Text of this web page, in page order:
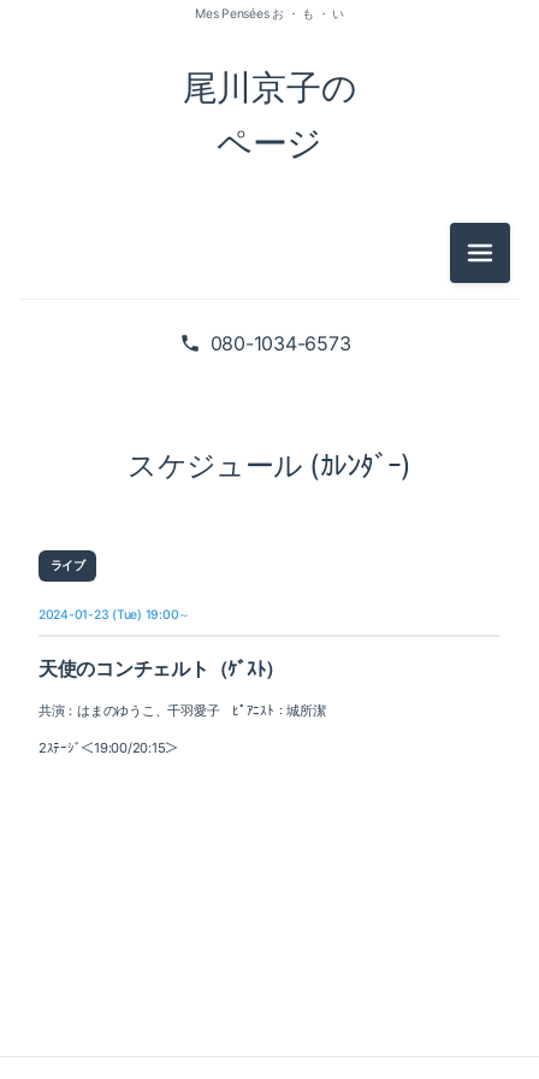
080-1034-6573
尾川京子の
ページ
Mes Pensées お ・ も ・ い
メニュ
スケジュール (ｶﾚﾝﾀﾞｰ)
ライブ
2024-01-23 (Tue) 19:00～
天使のコンチェルト（ｹﾞｽﾄ）
共演：はまのゆうこ、千羽愛子 ﾋﾟｱﾆｽﾄ：城所潔
2ｽﾃｰｼﾞ＜19:00/20:15＞